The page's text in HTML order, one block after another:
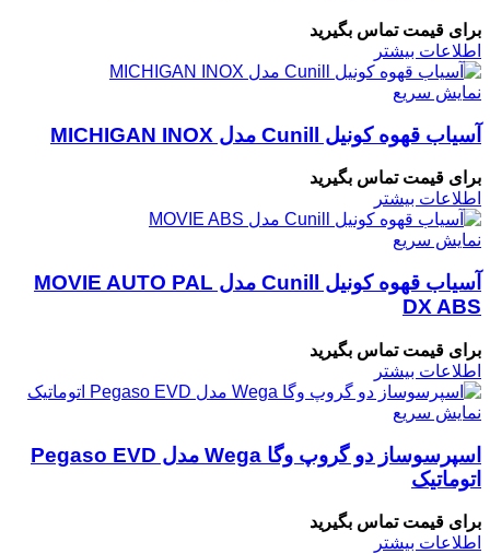
برای قیمت تماس بگیرید
اطلاعات بیشتر
نمایش سریع
آسیاب قهوه کونیل Cunill مدل MICHIGAN INOX
برای قیمت تماس بگیرید
اطلاعات بیشتر
نمایش سریع
آسیاب قهوه کونیل Cunill مدل MOVIE AUTO PAL
DX ABS
برای قیمت تماس بگیرید
اطلاعات بیشتر
نمایش سریع
اسپرسوساز دو گروپ وگا Wega مدل Pegaso EVD
اتوماتیک
برای قیمت تماس بگیرید
اطلاعات بیشتر